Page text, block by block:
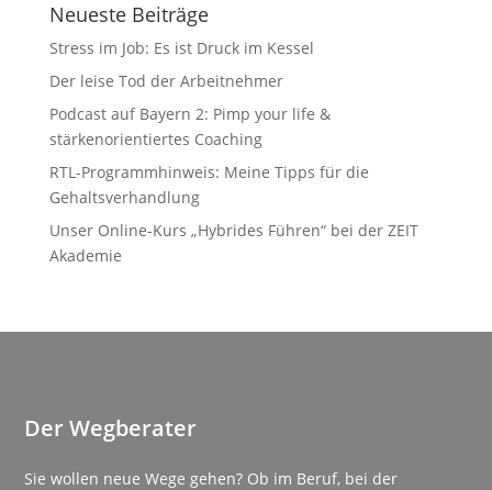
Neueste Beiträge
Stress im Job: Es ist Druck im Kessel
Der leise Tod der Arbeitnehmer
Podcast auf Bayern 2: Pimp your life &
stärkenorientiertes Coaching
RTL-Programmhinweis: Meine Tipps für die
Gehaltsverhandlung
Unser Online-Kurs „Hybrides Führen“ bei der ZEIT
Akademie
Der Wegberater
Sie wollen neue Wege gehen? Ob im Beruf, bei der